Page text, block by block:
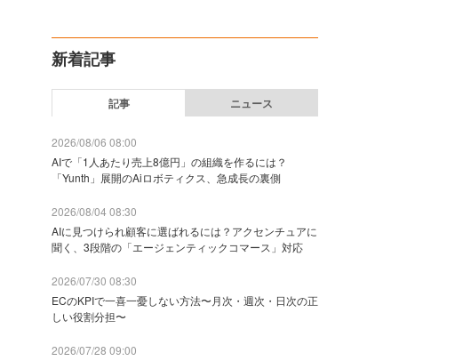
新着記事
記事 ニュース
2026/08/06 08:00
AIで「1人あたり売上8億円」の組織を作るには？
「Yunth」展開のAiロボティクス、急成長の裏側
2026/08/04 08:30
AIに見つけられ顧客に選ばれるには？アクセンチュアに
聞く、3段階の「エージェンティックコマース」対応
2026/07/30 08:30
ECのKPIで一喜一憂しない方法〜月次・週次・日次の正
しい役割分担〜
2026/07/28 09:00